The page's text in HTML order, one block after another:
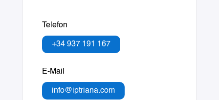
Telefon
+34 937 191 167
E-Mail
info@iptriana.com